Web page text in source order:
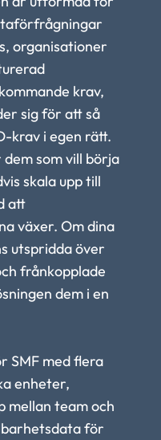
organisationer
krav,
sig för att så
krav i egen rätt.
som vill börja
skala upp till
att
växer. Om dina
utspridda över
frånkopplade
dem i en
SMF med flera
enheter,
mellan team och
för